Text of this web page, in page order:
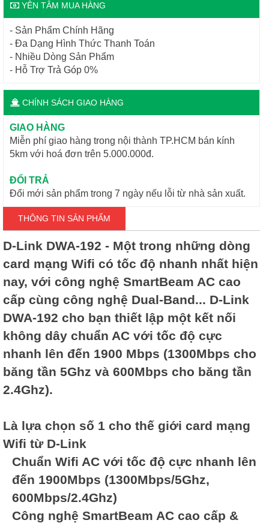
YÊN TÂM MUA HÀNG
- Sản Phẩm Chính Hãng
- Đa Dạng Hình Thức Thanh Toán
- Nhiều Dòng Sản Phẩm
- Hỗ Trợ Trả Góp 0%
CHÍNH SÁCH GIAO HÀNG
GIAO HÀNG
Miễn phí giao hàng trong nội thành TP.HCM bán kính
5km với hoá đơn trên 5.000.000đ.
ĐỔI TRẢ
Đổi mới sản phẩm trong 7 ngày nếu lỗi từ nhà sản xuất.
THÔNG TIN SẢN PHẨM
D-Link DWA-192 - Một trong những dòng
card mạng Wifi có tốc độ nhanh nhất hiện
nay, với công nghệ SmartBeam AC cao
cấp cùng công nghệ Dual-Band... D-Link
DWA-192 cho bạn thiết lập một kết nối
không dây chuẩn AC với tốc độ cực
nhanh lên đến 1900 Mbps (1300Mbps cho
băng tần 5Ghz và 600Mbps cho băng tần
2.4Ghz).
Là lựa chọn số 1 cho thế giới card mạng
Wifi từ D-Link
Chuẩn Wifi AC với tốc độ cực nhanh lên
đến 1900Mbps (1300Mbps/5Ghz,
600Mbps/2.4Ghz)
Công nghệ SmartBeam AC cao cấp &